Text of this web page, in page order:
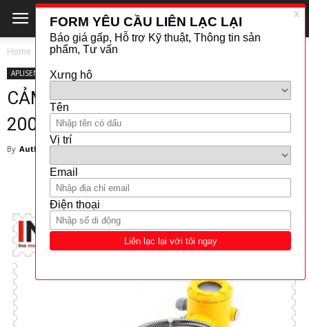
Home APLISENS
APLISENS NHIỆT ĐỘ - ÁP SUẤT
CẢM BIẾN ÁP SUẤT APLISENS APRE-
2000PD – APLISENS VIET NAM
By Author - November 8, 2017 946